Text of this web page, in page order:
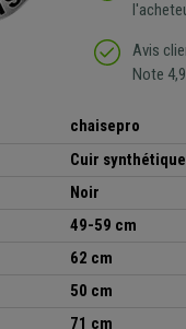
Avis
Note
chaisepro
Cuir
Noir
49-59 cm
62 cm
50 cm
71 cm